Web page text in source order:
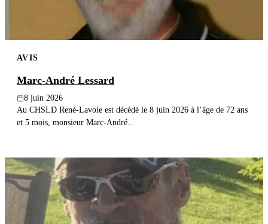
AVIS
Marc-André Lessard
8 juin 2026
Au CHSLD René-Lavoie est décédé le 8 juin 2026 à l’âge de 72 ans
et 5 mois, monsieur Marc-André...